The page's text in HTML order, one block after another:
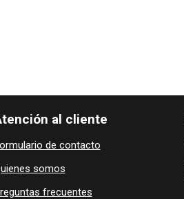
al cliente
de contacto
​som​​​os
frecuentes